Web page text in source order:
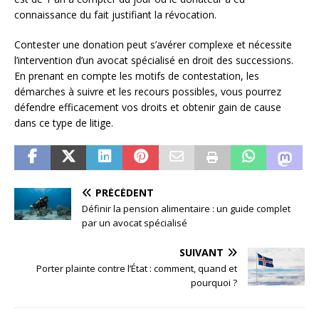
connaissance du fait justifiant la révocation.
Contester une donation peut s’avérer complexe et nécessite
l’intervention d’un avocat spécialisé en droit des successions.
En prenant en compte les motifs de contestation, les
démarches à suivre et les recours possibles, vous pourrez
défendre efficacement vos droits et obtenir gain de cause
dans ce type de litige.
PRÉCÉDENT
Définir la pension alimentaire : un guide complet
par un avocat spécialisé
SUIVANT
Porter plainte contre l’État : comment, quand et
pourquoi ?